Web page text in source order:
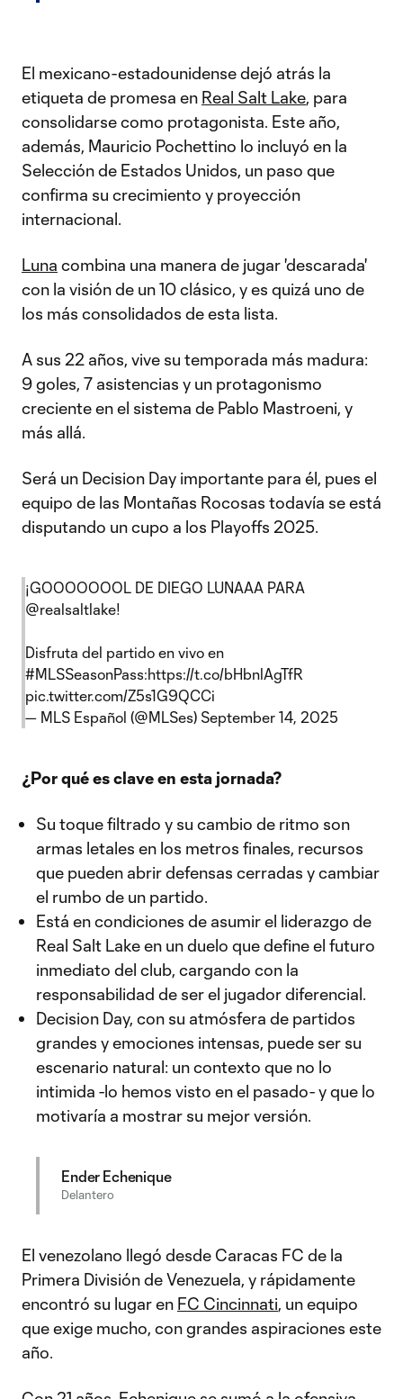
El mexicano-estadounidense dejó atrás la
etiqueta de promesa en Real Salt Lake, para
consolidarse como protagonista. Este año,
además, Mauricio Pochettino lo incluyó en la
Selección de Estados Unidos, un paso que
confirma su crecimiento y proyección
internacional.
Luna combina una manera de jugar 'descarada'
con la visión de un 10 clásico, y es quizá uno de
los más consolidados de esta lista.
A sus 22 años, vive su temporada más madura:
9 goles, 7 asistencias y un protagonismo
creciente en el sistema de Pablo Mastroeni, y
más allá.
Será un Decision Day importante para él, pues el
equipo de las Montañas Rocosas todavía se está
disputando un cupo a los Playoffs 2025.
¡GOOOOOOOL DE DIEGO LUNAAA PARA
@realsaltlake!
Disfruta del partido en vivo en
#MLSSeasonPass:https://t.co/bHbnlAgTfR
pic.twitter.com/Z5s1G9QCCi
— MLS Español (@MLSes) September 14, 2025
¿Por qué es clave en esta jornada?
Su toque filtrado y su cambio de ritmo son
armas letales en los metros finales, recursos
que pueden abrir defensas cerradas y cambiar
el rumbo de un partido.
Está en condiciones de asumir el liderazgo de
Real Salt Lake en un duelo que define el futuro
inmediato del club, cargando con la
responsabilidad de ser el jugador diferencial.
Decision Day, con su atmósfera de partidos
grandes y emociones intensas, puede ser su
escenario natural: un contexto que no lo
intimida -lo hemos visto en el pasado- y que lo
motivaría a mostrar su mejor versión.
Ender Echenique
Delantero
El venezolano llegó desde Caracas FC de la
Primera División de Venezuela, y rápidamente
encontró su lugar en FC Cincinnati, un equipo
que exige mucho, con grandes aspiraciones este
año.